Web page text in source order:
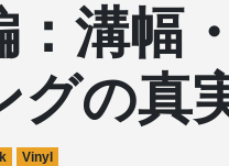
溝幅
グの真
Vinyl